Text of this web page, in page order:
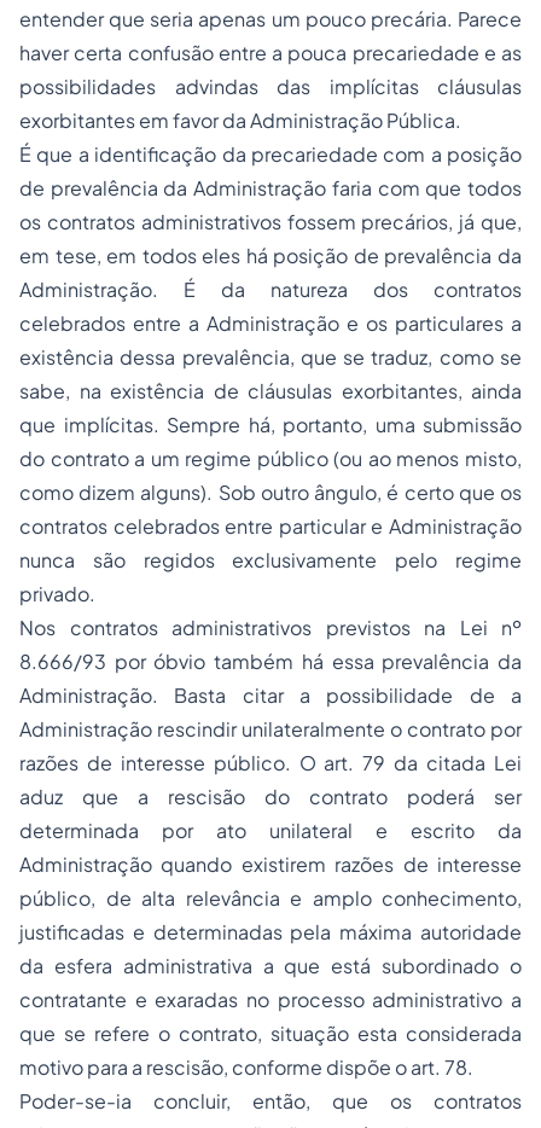
entender que seria apenas um pouco precária. Parece
haver certa confusão entre a pouca precariedade e as
possibilidades advindas das implícitas cláusulas
exorbitantes em favor da Administração Pública.
É que a identificação da precariedade com a posição
de prevalência da Administração faria com que todos
os contratos administrativosfossem precários, já que,
em tese, em todos eles há posição de prevalência da
Administração. É da natureza dos contratos
celebrados entre a Administração e os particulares a
existência dessa prevalência, que se traduz, como se
sabe, na existência de cláusulas exorbitantes, ainda
que implícitas. Sempre há, portanto, uma submissão
do contrato a um regime público (ou ao menos misto,
como dizem alguns). Sob outro ângulo, é certo que os
contratos celebrados entre particular e Administração
nunca são regidos exclusivamente pelo regime
privado.
Nos contratos administrativos previstos na Lei nº
8.666/93 por óbvio também há essa prevalência da
Administração. Basta citar a possibilidade de a
Administração rescindir unilateralmente o contrato por
razões de interesse público. O art. 79 da citada Lei
aduz que a rescisão do contrato poderá ser
determinada por ato unilateral e escrito da
Administração quando existirem razões de interesse
público, de alta relevância e amplo conhecimento,
justificadas e determinadas pela máxima autoridade
da esfera administrativa a que está subordinado o
contratante e exaradas no processo administrativo a
que se refere o contrato, situação esta considerada
motivo para a rescisão, conforme dispõe o art. 78.
Poder-se-ia concluir, então, que os contratos